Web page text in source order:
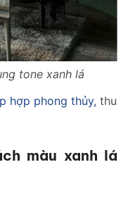
tone xanh lá
hợp phong thủy, thu
màu xanh lá